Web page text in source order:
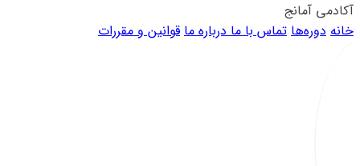
آکادمی آمانج
خانه دوره‌ها تماس با مادرباره ما قوانین و مقررات